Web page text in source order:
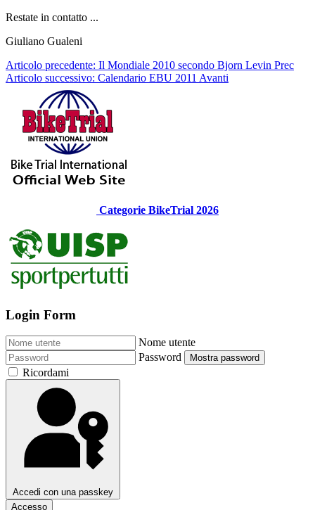
Restate in contatto ...
Giuliano Gualeni
Articolo precedente: Il Mondiale 2010 secondo Bjorn Levin Prec
Articolo successivo: Calendario EBU 2011 Avanti
Categorie BikeTrial 2026
Login Form
Nome utente
Password
Mostra password
Ricordami
Accedi con una passkey
Accesso